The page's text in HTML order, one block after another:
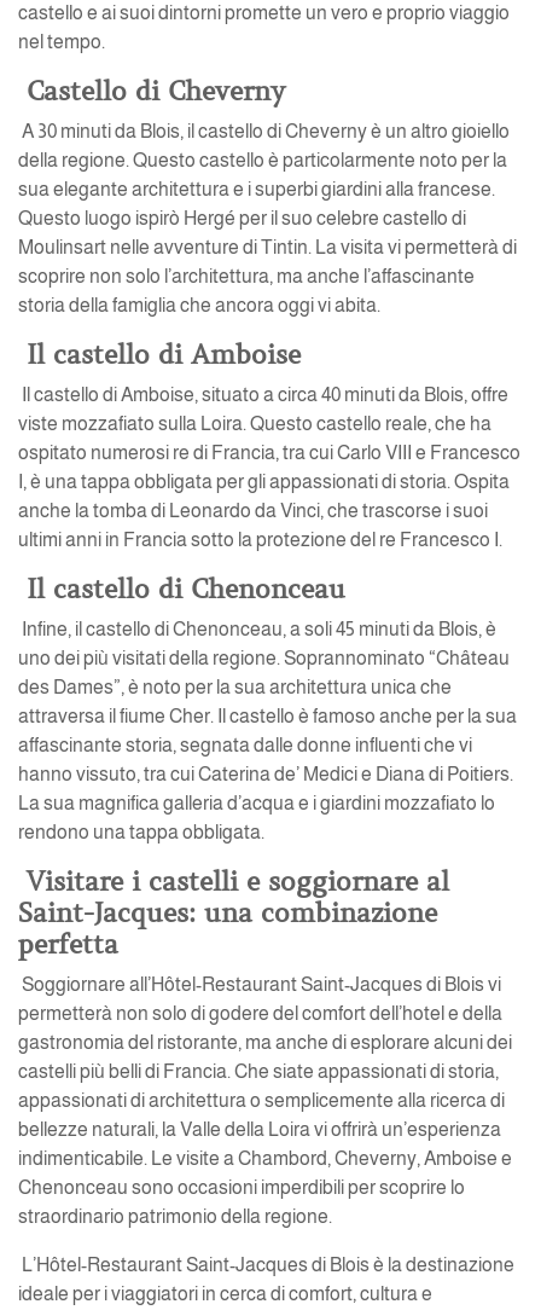
castello e ai suoi dintorni promette un vero e proprio viaggio
nel tempo.
Castello di Cheverny
A 30 minuti da Blois, il castello di Cheverny è un altro gioiello
della regione. Questo castello è particolarmente noto per la
sua elegante architettura e i superbi giardini alla francese.
Questo luogo ispirò Hergé per il suo celebre castello di
Moulinsart nelle avventure di Tintin. La visita vi permetterà di
scoprire non solo l’architettura, ma anche l’affascinante
storia della famiglia che ancora oggi vi abita.
Il castello di Amboise
Il castello di Amboise, situato a circa 40 minuti da Blois, offre
viste mozzafiato sulla Loira. Questo castello reale, che ha
ospitato numerosi re di Francia, tra cui Carlo VIII e Francesco
I, è una tappa obbligata per gli appassionati di storia. Ospita
anche la tomba di Leonardo da Vinci, che trascorse i suoi
ultimi anni in Francia sotto la protezione del re Francesco I.
Il castello di Chenonceau
Infine, il castello di Chenonceau, a soli 45 minuti da Blois, è
uno dei più visitati della regione. Soprannominato “Château
des Dames”, è noto per la sua architettura unica che
attraversa il fiume Cher. Il castello è famoso anche per la sua
affascinante storia, segnata dalle donne influenti che vi
hanno vissuto, tra cui Caterina de’ Medici e Diana di Poitiers.
La sua magnifica galleria d’acqua e i giardini mozzafiato lo
rendono una tappa obbligata.
Visitare i castelli e soggiornare al
Saint-Jacques: una combinazione
perfetta
Soggiornare all’Hôtel-Restaurant Saint-Jacques di Blois vi
permetterà non solo di godere del comfort dell’hotel e della
gastronomia del ristorante, ma anche di esplorare alcuni dei
castelli più belli di Francia. Che siate appassionati di storia,
appassionati di architettura o semplicemente alla ricerca di
bellezze naturali, la Valle della Loira vi offrirà un’esperienza
indimenticabile. Le visite a Chambord, Cheverny, Amboise e
Chenonceau sono occasioni imperdibili per scoprire lo
straordinario patrimonio della regione.
L’Hôtel-Restaurant Saint-Jacques di Blois è la destinazione
ideale per i viaggiatori in cerca di comfort, cultura e